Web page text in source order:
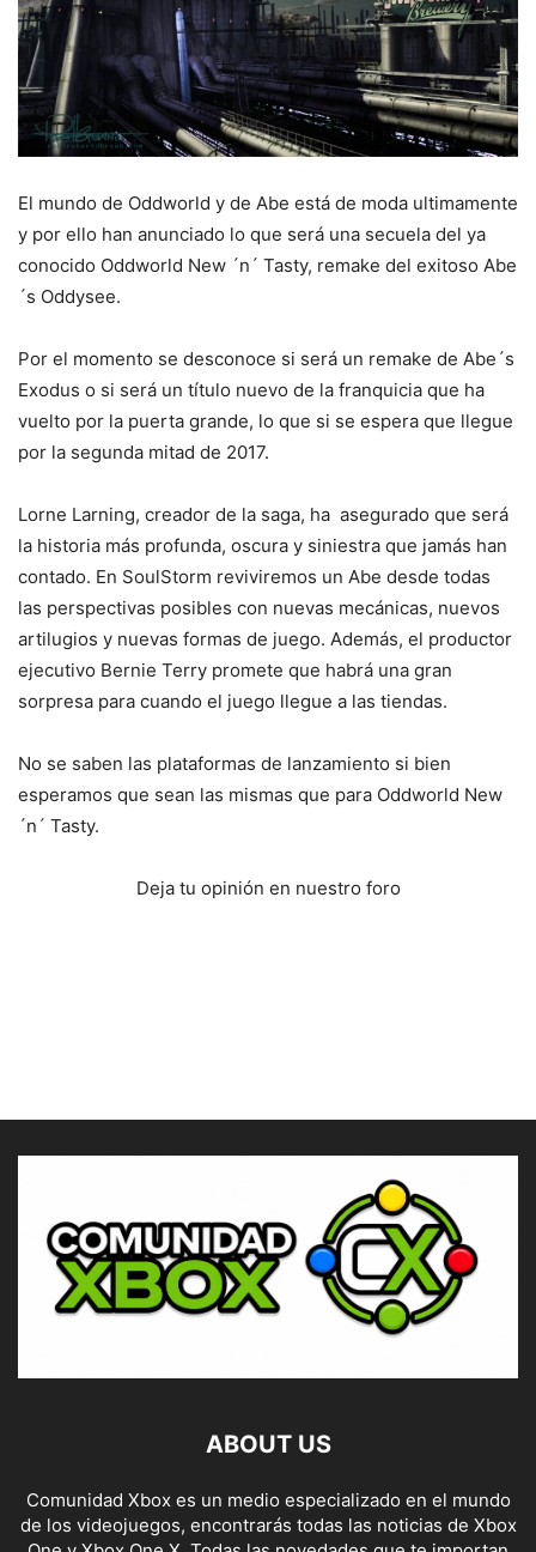
El mundo de Oddworld y de Abe está de moda ultimamente
y por ello han anunciado lo que será una secuela del ya
conocido Oddworld New ´n´ Tasty, remake del exitoso Abe
´s Oddysee.
Por el momento se desconoce si será un remake de Abe´s
Exodus o si será un título nuevo de la franquicia que ha
vuelto por la puerta grande, lo que si se espera que llegue
por la segunda mitad de 2017.
Lorne Larning, creador de la saga, ha asegurado que será
la historia más profunda, oscura y siniestra que jamás han
contado. En SoulStorm reviviremos un Abe desde todas
las perspectivas posibles con nuevas mecánicas, nuevos
artilugios y nuevas formas de juego. Además, el productor
ejecutivo Bernie Terry promete que habrá una gran
sorpresa para cuando el juego llegue a las tiendas.
No se saben las plataformas de lanzamiento si bien
esperamos que sean las mismas que para Oddworld New
´n´ Tasty.
Deja tu opinión en nuestro foro
ABOUT US
Comunidad Xbox es un medio especializado en el mundo
de los videojuegos, encontrarás todas las noticias de Xbox